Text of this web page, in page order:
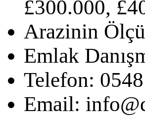
£300.000,
Arazinin
Emlak
Telefon:
Email: